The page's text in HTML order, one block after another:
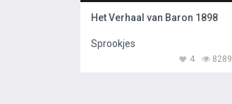
Het Verhaal van Baron 1898
Sprookjes
8289
4